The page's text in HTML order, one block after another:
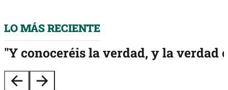
"Y conoceréis la verdad, y la verdad
LO MÁS RECIENTE